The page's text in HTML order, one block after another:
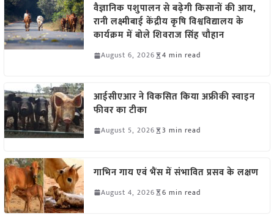
वैज्ञानिक पशुपालन से बढ़ेगी किसानों की आय,
रानी लक्ष्मीबाई केंद्रीय कृषि विश्वविद्यालय के
कार्यक्रम में बोले शिवराज सिंह चौहान
August 6, 2026 4 min read
आईसीएआर ने विकसित किया अफ्रीकी स्वाइन
फीवर का टीका
August 5, 2026 3 min read
गाभिन गाय एवं भैंस में संभावित प्रसव के लक्षण
August 4, 2026 6 min read